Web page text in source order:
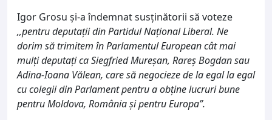
Igor Grosu și-a îndemnat susținătorii să voteze
,,pentru deputații din Partidul Național Liberal. Ne
dorim să trimitem în Parlamentul European cât mai
mulți deputați ca Siegfried Mureșan, Rareș Bogdan sau
Adina-Ioana Vălean, care să negocieze de la egal la egal
cu colegii din Parlament pentru a obține lucruri bune
pentru Moldova, România și pentru Europa”.